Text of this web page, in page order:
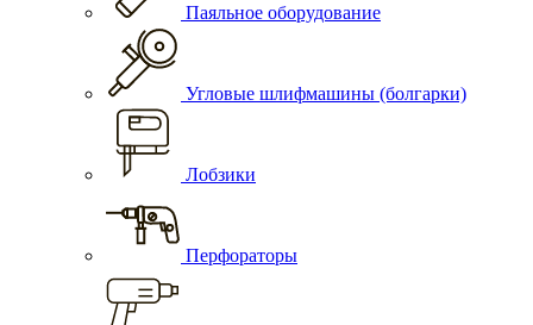
Паяльное оборудование
Угловые шлифмашины (болгарки)
Лобзики
Перфораторы